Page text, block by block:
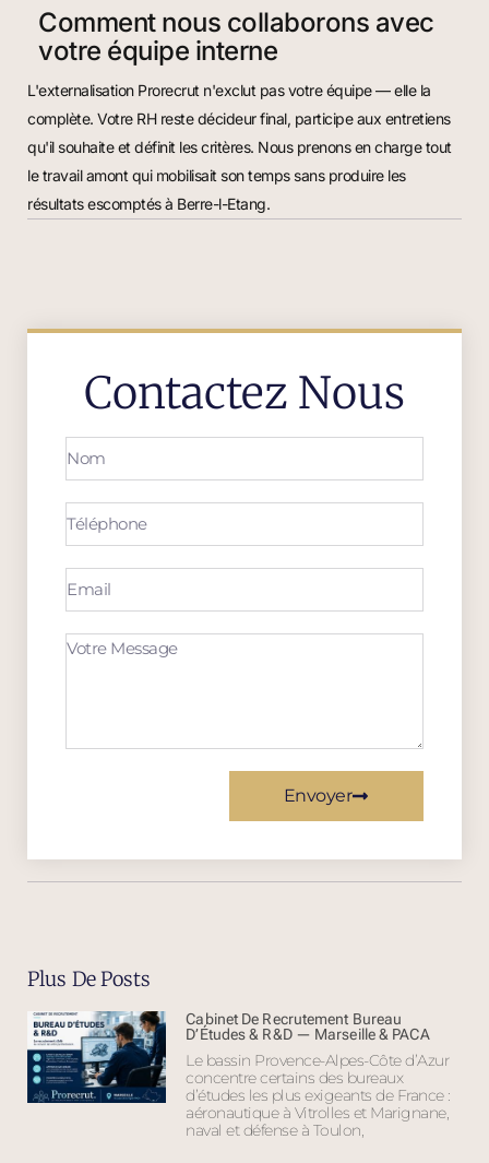
Comment nous collaborons avec
votre équipe interne
L'externalisation Prorecrut n'exclut pas votre équipe — elle la
complète. Votre RH reste décideur final, participe aux entretiens
qu'il souhaite et définit les critères. Nous prenons en charge tout
le travail amont qui mobilisait son temps sans produire les
résultats escomptés à Berre-l-Etang.
Contactez Nous
Envoyer
Plus De Posts
Cabinet De Recrutement Bureau
D’Études & R&D — Marseille & PACA
Le bassin Provence-Alpes-Côte d’Azur
concentre certains des bureaux
d’études les plus exigeants de France :
aéronautique à Vitrolles et Marignane,
naval et défense à Toulon,